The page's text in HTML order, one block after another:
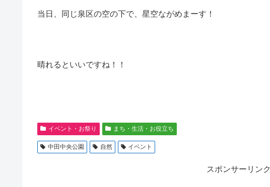
当日、同じ泉区の空の下で、星空ながめまーす！
晴れるといいですね！！
イベント・お祭り まち・生活・お役立ち
中田中央公園 自然 イベント
スポンサーリンク